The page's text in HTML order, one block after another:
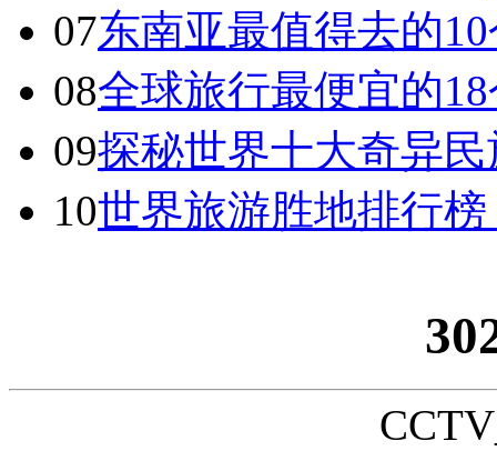
07东南亚最值得去的
08全球旅行最便宜的
09探秘世界十大奇异
10世界旅游胜地排行